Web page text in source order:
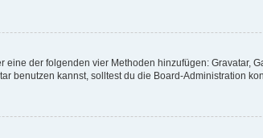
eine der folgenden vier Methoden hinzufügen: Gravatar,
benutzen kannst, solltest du die Board-Administration